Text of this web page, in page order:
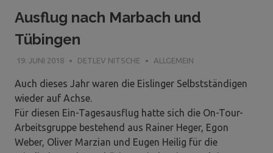
Ausflug nach Marbach und
Tübingen
19. JUNI 2018 DETLEV NITSCHE ALLGEMEIN
Auch dieses Jahr waren die Eislinger Selbstständigen
wieder auf Achse.
Für diesen Ein-Tagesausflug hatte sich die On-Tour-
Arbeitsgruppe bestehend aus Rainer Heger, Egon
Weber, Oliver Marzian und Eugen Heilig für die